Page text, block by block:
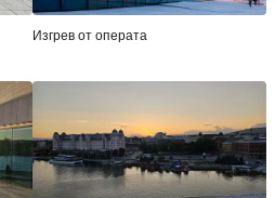
Изгрев от операта